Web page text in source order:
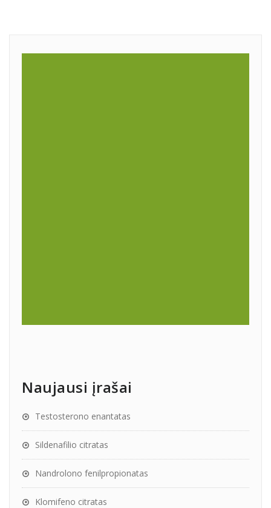
Naujausi įrašai
Testosterono enantatas
Sildenafilio citratas
Nandrolono fenilpropionatas
Klomifeno citratas